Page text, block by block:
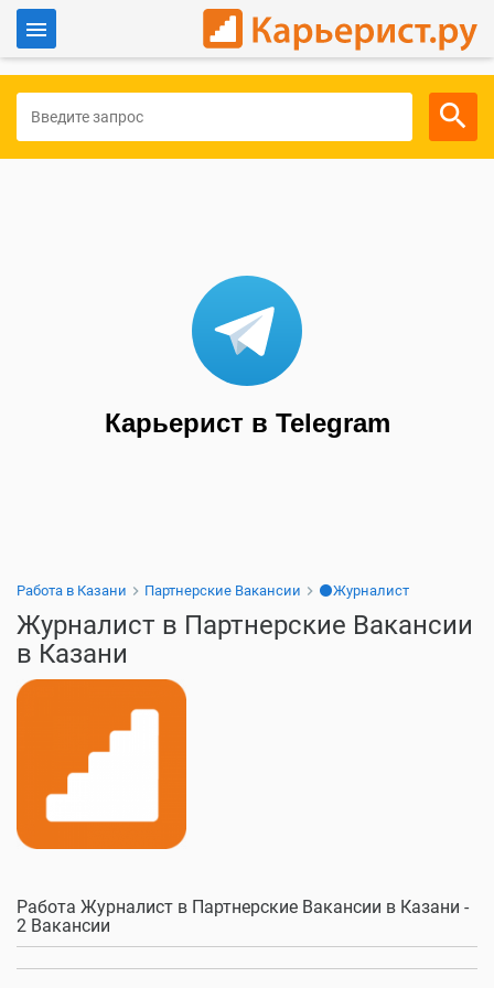
Для работодателей
Карьерист в Telegram
Работа в Казани Партнерские Вакансии ⚫Журналист
Журналист в Партнерские Вакансии
в Казани
Работа Журналист в Партнерские Вакансии в Казани -
2 Вакансии